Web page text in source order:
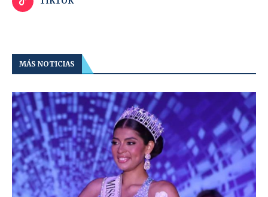
MÁS NOTICIAS